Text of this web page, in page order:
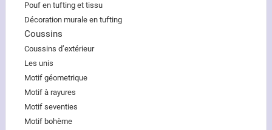
Pouf en tufting et tissu
Décoration murale en tufting
Coussins
Coussins d’extérieur
Les unis
Motif géometrique
Motif à rayures
Motif seventies
Motif bohème